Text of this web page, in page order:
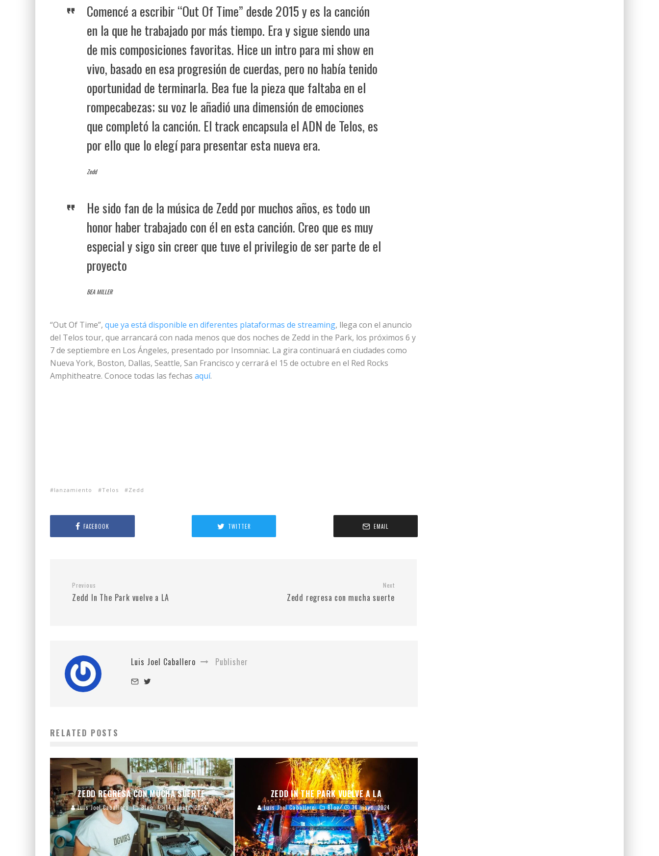
Comencé a escribir “Out Of Time” desde 2015 y es la canción
en la que he trabajado por más tiempo. Era y sigue siendo una
de mis composiciones favoritas. Hice un intro para mi show en
vivo, basado en esa progresión de cuerdas, pero no había tenido
oportunidad de terminarla. Bea fue la pieza que faltaba en el
rompecabezas; su voz le añadió una dimensión de emociones
que completó la canción. El track encapsula el ADN de Telos, es
por ello que lo elegí para presentar esta nueva era.
Zedd
He sido fan de la música de Zedd por muchos años, es todo un
honor haber trabajado con él en esta canción. Creo que es muy
especial y sigo sin creer que tuve el privilegio de ser parte de el
proyecto
BEA MILLER
“Out Of Time”, que ya está disponible en diferentes plataformas de streaming, llega con el anuncio
del Telos tour, que arrancará con nada menos que dos noches de Zedd in the Park, los próximos 6 y
7 de septiembre en Los Ángeles, presentado por Insomniac. La gira continuará en ciudades como
Nueva York, Boston, Dallas, Seattle, San Francisco y cerrará el 15 de octubre en el Red Rocks
Amphitheatre. Conoce todas las fechas aquí.
lanzamiento Telos Zedd
FACEBOOK TWITTER EMAIL
Previous
Zedd In The Park vuelve a LA
Next
Zedd regresa con mucha suerte
Luis Joel Caballero Publisher
RELATED POSTS
ZEDD REGRESA CON MUCHA SUERTE
Luis Joel Caballero Blog 14 agosto, 2024
ZEDD IN THE PARK VUELVE A LA
Luis Joel Caballero Blog 14 mayo, 2024